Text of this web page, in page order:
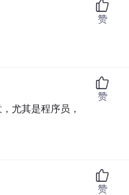
赞
尤其是程序员，
赞
赞